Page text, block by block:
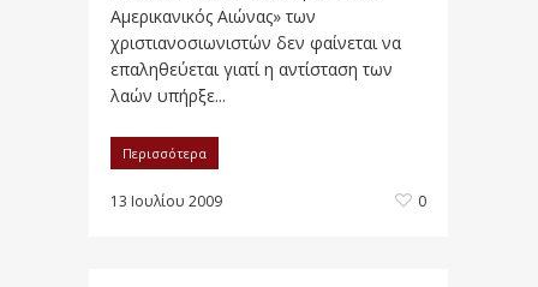
Αμερικανικός Αιώνας» των
χριστιανοσιωνιστών δεν φαίνεται να
επαληθεύεται γιατί η αντίσταση των
λαών υπήρξε...
Περισσότερα
13 Ιουλίου 2009 0